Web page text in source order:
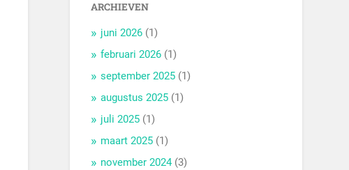
ARCHIEVEN
juni 2026 (1)
februari 2026 (1)
september 2025 (1)
augustus 2025 (1)
juli 2025 (1)
maart 2025 (1)
november 2024 (3)